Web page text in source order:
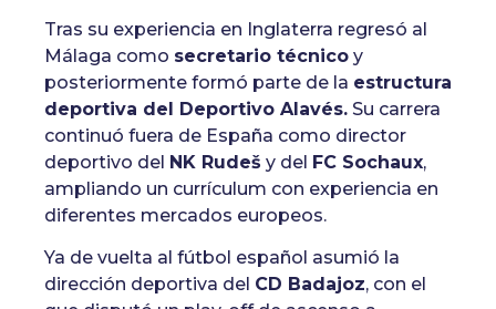
Tras su experiencia en Inglaterra regresó al
Málaga como secretario técnico y
posteriormente formó parte de la estructura
deportiva del Deportivo Alavés. Su carrera
continuó fuera de España como director
deportivo del NK Rudeš y del FC Sochaux,
ampliando un currículum con experiencia en
diferentes mercados europeos.
Ya de vuelta al fútbol español asumió la
dirección deportiva del CD Badajoz, con el